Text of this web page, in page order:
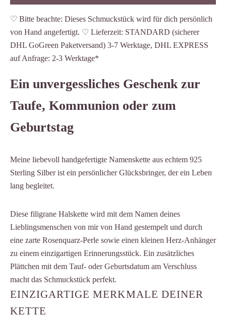
♡ Bitte beachte: Dieses Schmuckstück wird für dich persönlich
von Hand angefertigt. ♡ Lieferzeit: STANDARD (sicherer
DHL GoGreen Paketversand) 3-7 Werktage, DHL EXPRESS
auf Anfrage: 2-3 Werktage*
Ein unvergessliches Geschenk zur
Taufe, Kommunion oder zum
Geburtstag
Meine liebevoll handgefertigte Namenskette aus echtem 925
Sterling Silber ist ein persönlicher Glücksbringer, der ein Leben
lang begleitet.
Diese filigrane Halskette wird mit dem Namen deines
Lieblingsmenschen von mir von Hand gestempelt und durch
eine zarte Rosenquarz-Perle sowie einen kleinen Herz-Anhänger
zu einem einzigartigen Erinnerungsstück. Ein zusätzliches
Plättchen mit dem Tauf- oder Geburtsdatum am Verschluss
macht das Schmuckstück perfekt.
EINZIGARTIGE MERKMALE DEINER
KETTE